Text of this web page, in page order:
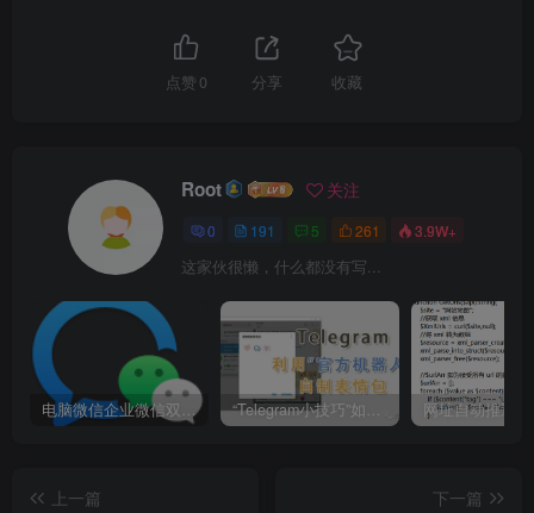
点赞 0 分享 收藏
Root 关注
0 191 5 261 3.9W+
这家伙很懒，什么都没有写...
电脑微信企业微信双开/多开方法(最简单粗暴的解决方案) “Telegram小技巧”如何利用官方机器人自制表情包
上一篇
下一篇